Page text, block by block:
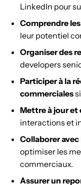
LinkedIn pour
Comprendre
leur potentiel
Organiser des
developers
Participer à la
commerciales
Mettre à jour et
interactions et
Collaborer
optimiser les
commerciaux.
Assurer un